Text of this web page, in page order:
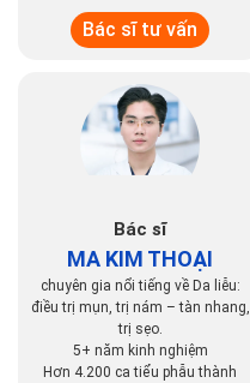
Bác sĩ tư vấn
Bác sĩ
MA KIM THOẠI
chuyên gia nổi tiếng về Da liễu:
điều trị mụn, trị nám – tàn nhang,
trị sẹo.
5+ năm kinh nghiệm
Hơn 4.200 ca tiểu phẫu thành